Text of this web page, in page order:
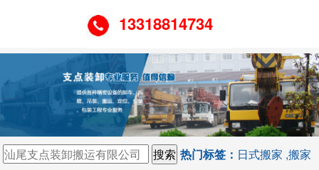
13318814734
热门标签： 日式搬家 ,搬家